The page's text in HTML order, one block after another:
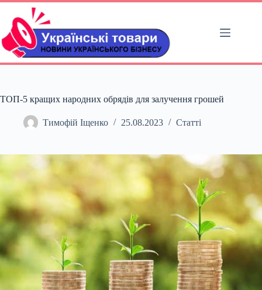
Перейти
вмісту
ТОП-5 кращих народних обрядів для залучення грошей
Тимофій Іщенко 25.08.2023 Статті